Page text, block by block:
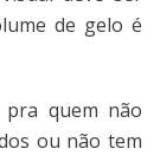
de gelo é
quem não
ou não tem